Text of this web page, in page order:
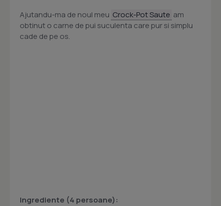
Ajutandu-ma de noul meu Crock-Pot Saute am
obtinut o carne de pui suculenta care pur si simplu
cade de pe os.
Ingrediente (4 persoane):